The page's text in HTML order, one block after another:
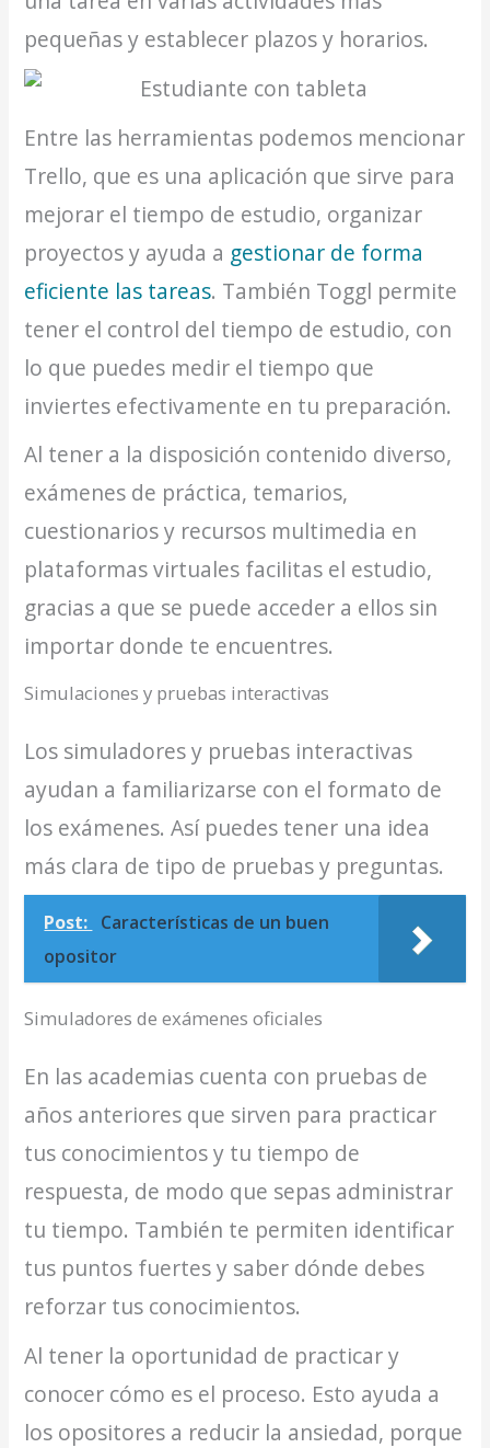
pequeñas y establecer plazos y horarios.
Entre las herramientas podemos mencionar
Trello, que es una aplicación que sirve para
mejorar el tiempo de estudio, organizar
proyectos y ayuda a gestionar de forma
eficiente las tareas. También Toggl permite
tener el control del tiempo de estudio, con
lo que puedes medir el tiempo que
inviertes efectivamente en tu preparación.
Al tener a la disposición contenido diverso,
exámenes de práctica, temarios,
cuestionarios y recursos multimedia en
plataformas virtuales facilitas el estudio,
gracias a que se puede acceder a ellos sin
importar donde te encuentres.
Simulaciones y pruebas interactivas
Los simuladores y pruebas interactivas
ayudan a familiarizarse con el formato de
los exámenes. Así puedes tener una idea
más clara de tipo de pruebas y preguntas.
Post: Características de un buen
opositor
Simuladores de exámenes oficiales
En las academias cuenta con pruebas de
años anteriores que sirven para practicar
tus conocimientos y tu tiempo de
respuesta, de modo que sepas administrar
tu tiempo. También te permiten identificar
tus puntos fuertes y saber dónde debes
reforzar tus conocimientos.
Al tener la oportunidad de practicar y
conocer cómo es el proceso. Esto ayuda a
los opositores a reducir la ansiedad, porque